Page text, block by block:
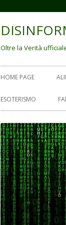
Oltre la Verità
Menu
principale
HOME PAGE
ESOTERISMO